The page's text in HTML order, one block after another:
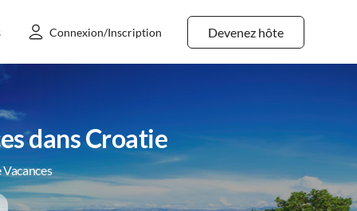
Devenez hôte
Connexion/Inscription
dans Croatie